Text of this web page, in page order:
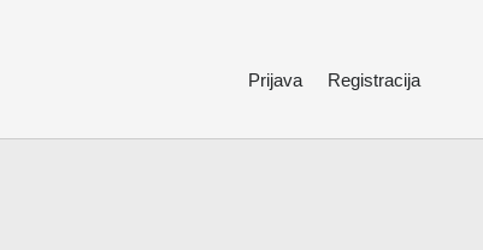
Prijava Registracija